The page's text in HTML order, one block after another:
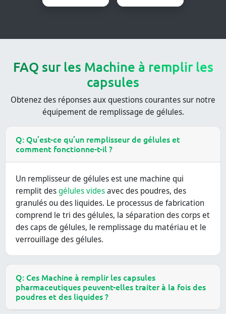
FAQ sur les Machine à remplir les
capsules
Obtenez des réponses aux questions courantes sur notre
équipement de remplissage de gélules.
Q: Qu’est-ce qu’un remplisseur de gélules et
comment fonctionne-t-il ?
Un remplisseur de gélules est une machine qui
remplit desgélules videsavec des poudres, des
granulés ou des liquides. Le processus de fabrication
comprend le tri des gélules, la séparation des corps et
des caps de gélules, le remplissage du matériau et le
verrouillage des gélules.
Q: Ces Machine à remplir les capsules
pharmaceutiques peuvent-elles traiter à la fois des
poudres et des liquides ?